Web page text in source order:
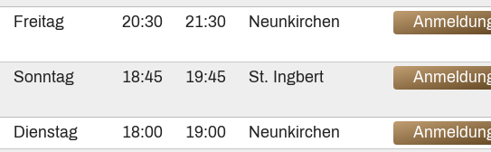
Freitag 20:30 21:30 Neunkirchen
Sonntag 18:45 19:45 St. Ingbert
Dienstag 18:00 19:00 Neunkirchen